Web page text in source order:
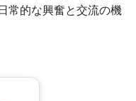
常的な興奮と交流の機